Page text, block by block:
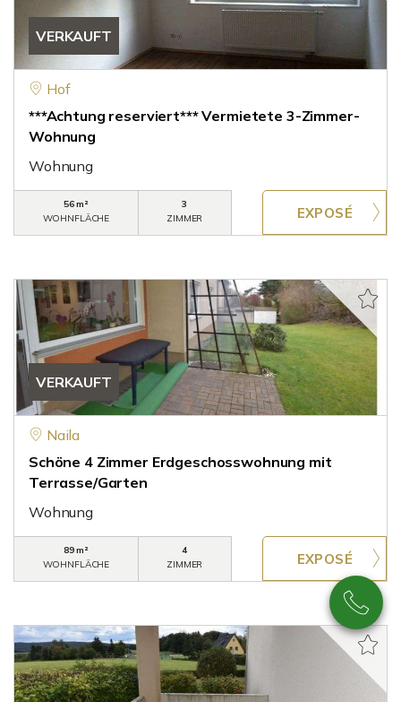
VERKAUFT
Hof
***Achtung reserviert*** Vermietete 3-Zimmer-
Wohnung
Wohnung
56 m²
WOHNFLÄCHE
3
ZIMMER
VERKAUFT
Naila
Schöne 4 Zimmer Erdgeschosswohnung mit
Terrasse/Garten
Wohnung
89 m²
WOHNFLÄCHE
4
ZIMMER